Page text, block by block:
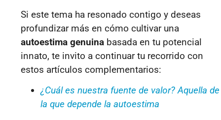
Si este tema ha resonado contigo y deseas
profundizar más en cómo cultivar una
autoestima genuina basada en tu potencial
innato, te invito a continuar tu recorrido con
estos artículos complementarios:
¿Cuál es nuestra fuente de valor? Aquella de
la que depende la autoestima